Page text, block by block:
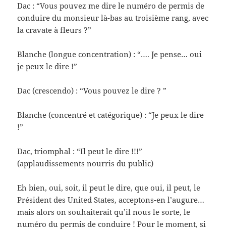
Dac : “Vous pouvez me dire le numéro de permis de
conduire du monsieur là-bas au troisième rang, avec
la cravate à fleurs ?”
Blanche (longue concentration) : “…. Je pense… oui
je peux le dire !”
Dac (crescendo) : “Vous pouvez le dire ? ”
Blanche (concentré et catégorique) : “Je peux le dire
!”
Dac, triomphal : “Il peut le dire !!!”
(applaudissements nourris du public)
Eh bien, oui, soit, il peut le dire, que oui, il peut, le
Président des United States, acceptons-en l’augure…
mais alors on souhaiterait qu’il nous le sorte, le
numéro du permis de conduire ! Pour le moment, si